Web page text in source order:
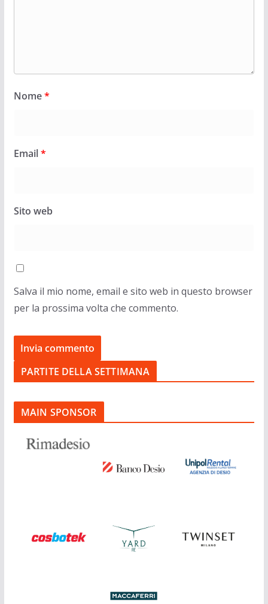
Nome*
Email*
Sito web
Salva il mio nome, email e sito web in questo browser
per la prossima volta che commento.
PARTITE DELLA SETTIMANA
MAIN SPONSOR